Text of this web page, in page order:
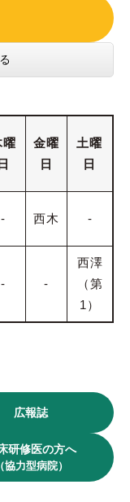
曜
日
金曜
日
土曜
日
- 西木 -
- -
西澤
（第
1）
広報誌
研修医の方へ
（協力型病院）